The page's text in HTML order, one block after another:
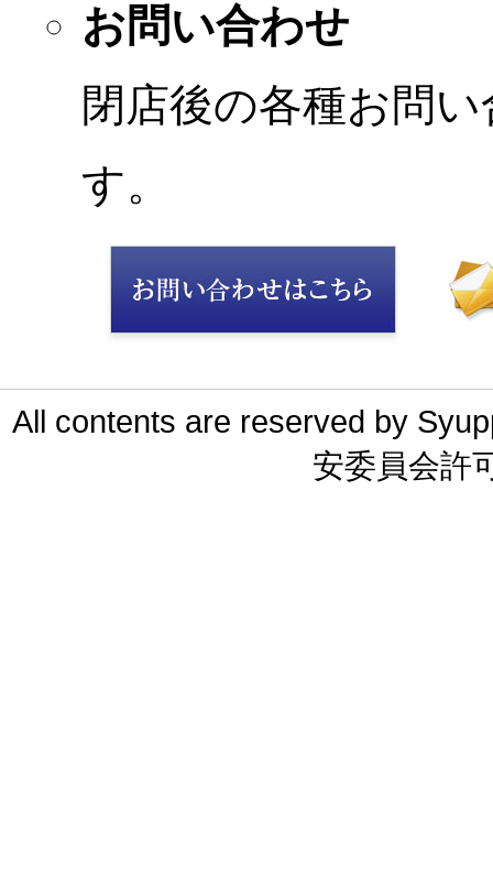
お問い合わせ
閉店後の各種お問
す。
All contents are reserved by
安委員会許